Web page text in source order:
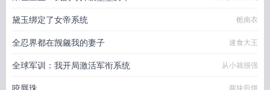
黛玉绑定了女帝系统 栀南衣
全忍界都在觊觎我的妻子 速食大王
全球军训：我开局激活军衔系统 从小就很强
两块煎饼